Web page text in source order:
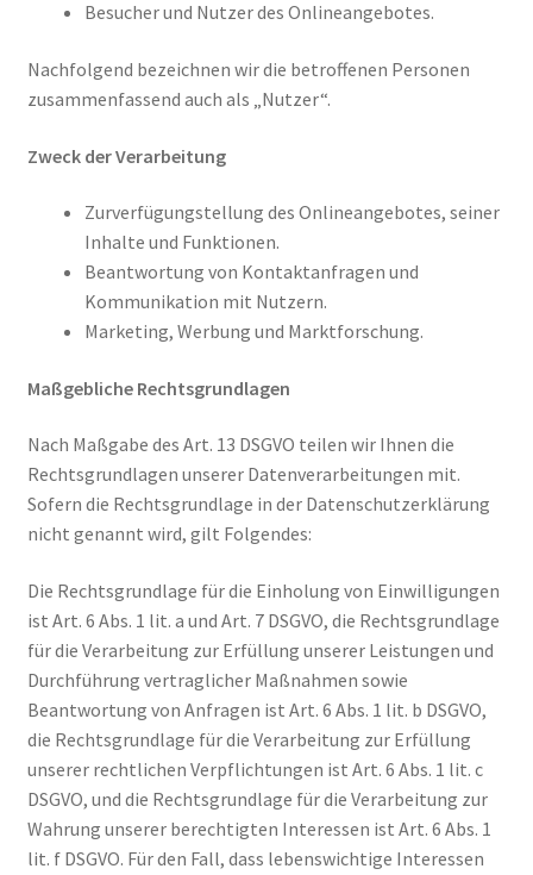
Besucher und Nutzer des Onlineangebotes.
Nachfolgend bezeichnen wir die betroffenen Personen
zusammenfassend auch als „Nutzer“.
Zweck der Verarbeitung
Zurverfügungstellung des Onlineangebotes, seiner
Inhalte und Funktionen.
Beantwortung von Kontaktanfragen und
Kommunikation mit Nutzern.
Marketing, Werbung und Marktforschung.
Maßgebliche Rechtsgrundlagen
Nach Maßgabe des Art. 13 DSGVO teilen wir Ihnen die
Rechtsgrundlagen unserer Datenverarbeitungen mit.
Sofern die Rechtsgrundlage in der Datenschutzerklärung
nicht genannt wird, gilt Folgendes:
Die Rechtsgrundlage für die Einholung von Einwilligungen
ist Art. 6 Abs. 1 lit. a und Art. 7 DSGVO, die Rechtsgrundlage
für die Verarbeitung zur Erfüllung unserer Leistungen und
Durchführung vertraglicher Maßnahmen sowie
Beantwortung von Anfragen ist Art. 6 Abs. 1 lit. b DSGVO,
die Rechtsgrundlage für die Verarbeitung zur Erfüllung
unserer rechtlichen Verpflichtungen ist Art. 6 Abs. 1 lit. c
DSGVO, und die Rechtsgrundlage für die Verarbeitung zur
Wahrung unserer berechtigten Interessen ist Art. 6 Abs. 1
lit. f DSGVO. Für den Fall, dass lebenswichtige Interessen